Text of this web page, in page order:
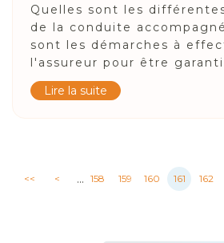
Quelles sont les
de la conduite
sont les démarches à
l'assureur pour être
Lire la suite
<< < ... 158 159 160 161 162